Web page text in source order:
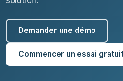
Demander une démo
Commencer un essai